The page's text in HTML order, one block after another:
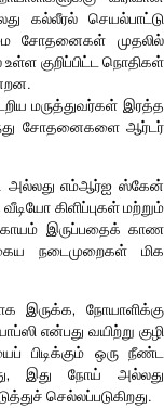
கல்லீரல் செயல்பாட்டு
சோதனைகள் முதலில்
குறிப்பிட்ட நொதிகள்
மருத்துவர்கள் இரத்த
சோதனைகளை ஆர்டர்
அல்லது எம்ஆர்ஐ ஸ்கேன்
கிளிப்புகள் மற்றும்
காயம் இருப்பதைக் காண
நடைமுறைகள் மிக
இருக்க, நோயாளிக்கு
என்பது வயிற்று குழி
பிடிக்கும் ஒரு நீண்ட
இது நோய் அல்லது
செல்லப்படுகிறது.